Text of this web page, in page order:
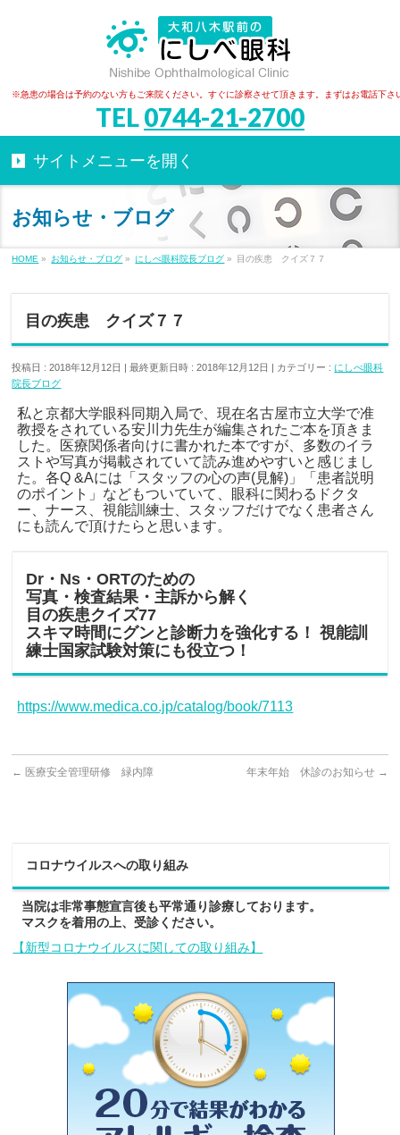
※急患の場合は予約のない方もご来院ください。すぐに診察させて頂きます。まずはお電話下さ
TEL0744-21-2700
お知らせ・ブログ
HOME » お知らせ・ブログ » にしべ眼科院長ブログ » 目の疾患 クイズ７７
目の疾患 クイズ７７
投稿日 : 2018年12月12日 最終更新日時 : 2018年12月12日 カテゴリー : にしべ眼科
院長ブログ
私と京都大学眼科同期入局で、現在名古屋市立大学で准
教授をされている安川力先生が編集されたご本を頂きま
した。医療関係者向けに書かれた本ですが、多数のイラ
ストや写真が掲載されていて読み進めやすいと感じまし
た。各Q &Aには「スタッフの心の声(見解)」「患者説明
のポイント」などもついていて、眼科に関わるドクタ
ー、ナース、視能訓練士、スタッフだけでなく患者さん
にも読んで頂けたらと思います。
Dr・Ns・ORTのための
写真・検査結果・主訴から解く
目の疾患クイズ77
スキマ時間にグンと診断力を強化する！ 視能訓
練士国家試験対策にも役立つ！
https://www.medica.co.jp/catalog/book/7113
← 医療安全管理研修 緑内障 年末年始 休診のお知らせ →
コロナウイルスへの取り組み
当院は非常事態宣言後も平常通り診療しております。
マスクを着用の上、受診ください。
【新型コロナウイルスに関しての取り組み】